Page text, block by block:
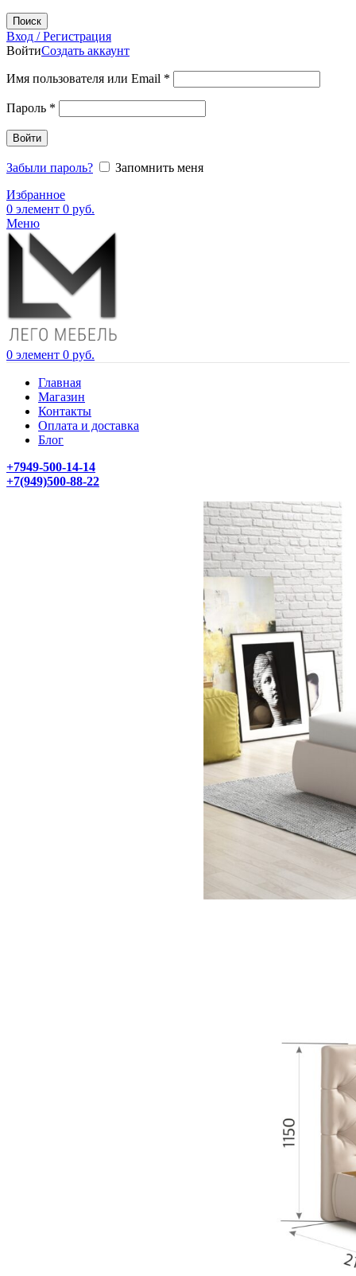
Поиск
Вход / Регистрация
ВойтиСоздать аккаунт
Имя пользователя или Email *
Пароль *
Войти
Забыли пароль?
Запомнить меня
Избранное
0 элемент 0 руб.
Меню
0 элемент 0 руб.
Главная
Магазин
Контакты
Оплата и доставка
Блог
+7949-500-14-14
+7(949)500-88-22